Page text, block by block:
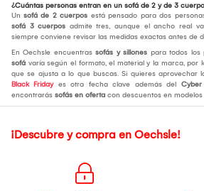
¿Cuántas personas entran en un sofá de 2 y de 3
Un sofá de 2 cuerpos está pensado para dos
sofá 3 cuerpos admite tres, aunque el ancho real
siempre conviene revisar las medidas exactas antes de
En Oechsle encuentras sofás y sillones para todos los
sofá varía según el formato, el material y la marca, por
que se ajusta a lo que buscas. Si quieres aprovechar
Black Fridayes otra fecha clave además del
encontrarás sofás en oferta con descuentos en
¡Descubre y compra en Oechsle!